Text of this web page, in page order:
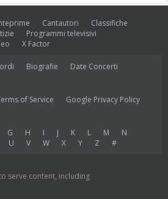
Cantautori
Classifiche
Programmi televisivi
X Factor
Biografie
Date Concerti
of Service
Google Privacy Policy
G H I J K L M
N
U V W X Y Z #
serve content, including